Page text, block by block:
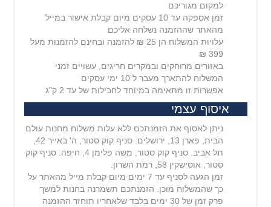
למקום מגוריכם
זמן אספקה עד 10 עסקים מיום קבלת אישור במייל
מהאתר שההזמנה נשלחה אליכם
עלויות המשלוח הן 25 ₪ להזמנה ובחינם להזמנות מעל
399 ₪
באזורים מרוחקים ובמקרים חריגים, עשויים זמני
המשלוח להתארך מעבר ל 10 ימי עסקים
אפשרות זו מתאימה במיוחד לחבילות של עד 2 ק"ג
איסוף עצמי
ניתן לאסוף את הזמנתכם ללא עלות משלוח מחנות עולם
הבית, פארן 13, ירושלים. סניף קוק סטור, ה' באייר 42,
תל אביב. סניף קוק סטור, משה פלימן 4, חיפה. סניף קוק
סטור, אוסישקין 58, רמת השרון.
זמן הגעה לסניף עד 7 ימים מיום קבלת מייל מהאתר על
כך שהמשלוח מוכן. הזמנתכם תשמרנה בחנות למשך
פרק זמן של 30 ימים בלבד שלאחריו תוחזר ההזמנה